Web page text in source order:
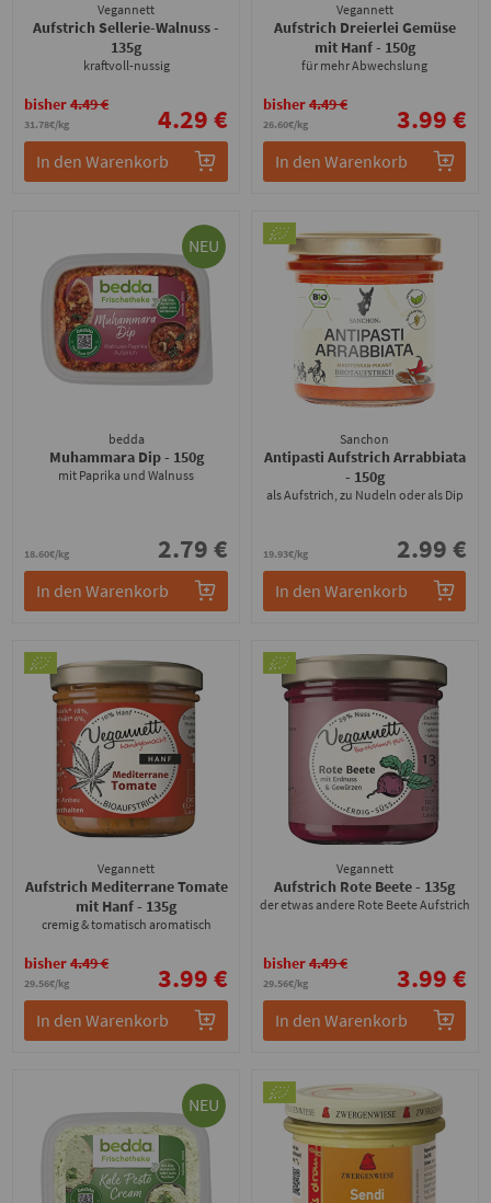
Vegannett
Aufstrich Sellerie-Walnuss-
135g
kraftvoll-nussig
31.78€/kg
bisher4.49 € 4.29 €
In den Warenkorb
Vegannett
Aufstrich Dreierlei Gemüse
mit Hanf- 150g
für mehr Abwechslung
26.60€/kg
bisher4.49 € 3.99 €
In den Warenkorb
NEU
bedda
Muhammara Dip- 150g
mit Paprika und Walnuss
18.60€/kg 2.79 €
In den Warenkorb
Sanchon
Antipasti Aufstrich Arrabbiata
- 150g
als Aufstrich, zu Nudeln oder als Dip
19.93€/kg 2.99 €
In den Warenkorb
Vegannett
Aufstrich Mediterrane Tomate
mit Hanf- 135g
cremig & tomatisch aromatisch
29.56€/kg
bisher4.49 € 3.99 €
In den Warenkorb
Vegannett
Aufstrich Rote Beete- 135g
der etwas andere Rote Beete Aufstrich
29.56€/kg
bisher4.49 € 3.99 €
In den Warenkorb
NEU